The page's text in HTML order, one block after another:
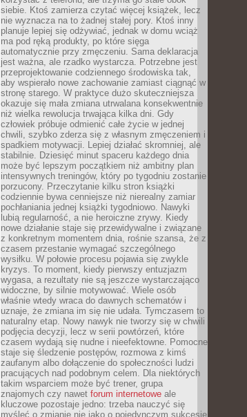
siebie. Ktoś zamierza czytać więcej książek, lecz
nie wyznacza na to żadnej stałej pory. Ktoś inny
planuje lepiej się odżywiać, jednak w domu wciąż
ma pod ręką produkty, po które sięga
automatycznie przy zmęczeniu. Sama deklaracja
jest ważna, ale rzadko wystarcza. Potrzebne jest
przeprojektowanie codziennego środowiska tak,
aby wspierało nowe zachowanie zamiast ciągnąć w
stronę starego. W praktyce dużo skuteczniejsza
okazuje się mała zmiana utrwalana konsekwentnie
niż wielka rewolucja trwająca kilka dni. Gdy
człowiek próbuje odmienić całe życie w jednej
chwili, szybko zderza się z własnym zmęczeniem i
spadkiem motywacji. Lepiej działać skromniej, ale
stabilnie. Dziesięć minut spaceru każdego dnia
może być lepszym początkiem niż ambitny plan
intensywnych treningów, który po tygodniu zostanie
porzucony. Przeczytanie kilku stron książki
codziennie bywa cenniejsze niż nierealny zamiar
pochłaniania jednej książki tygodniowo. Nawyki
lubią regularność, a nie heroiczne zrywy. Kiedy
nowe działanie staje się przewidywalne i związane
z konkretnym momentem dnia, rośnie szansa, że z
czasem przestanie wymagać szczególnego
wysiłku. W połowie procesu pojawia się zwykle
kryzys. To moment, kiedy pierwszy entuzjazm
wygasa, a rezultaty nie są jeszcze wystarczająco
widoczne, by silnie motywować. Wiele osób
właśnie wtedy wraca do dawnych schematów i
uznaje, że zmiana im się nie udała. Tymczasem to
naturalny etap. Nowy nawyk nie tworzy się w chwili
podjęcia decyzji, lecz w serii powtórzeń, które
czasem wydają się nudne i nieefektowne. Pomocne
staje się śledzenie postępów, rozmowa z kimś
zaufanym albo dołączenie do społeczności ludzi
pracujących nad podobnym celem. Dla niektórych
takim wsparciem może być trener, grupa
znajomych czy nawet forum internetowe ale
kluczowe pozostaje jedno: trzeba nauczyć się
myśleć o zmianie nie jako o pojedynczym sukcesie